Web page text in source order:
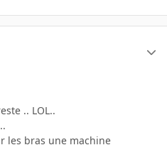
.. LOL..
les bras une machine